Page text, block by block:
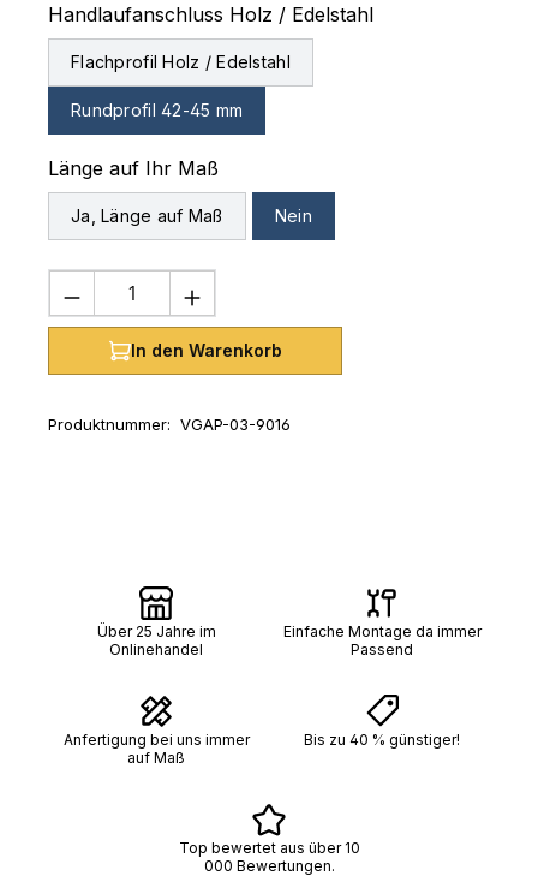
Handlaufanschluss Holz / Edelstahlauswählen
Flachprofil Holz / Edelstahl
Rundprofil 42-45 mm
Länge auf Ihr Maß
Ja, Länge auf Maß Nein
Produkt Anzahl: Gib den
In den Warenkorb
Produktnummer: VGAP-03-9016
Über 25 Jahre im
Onlinehandel
Einfache Montage da immer
Passend
Anfertigung bei uns immer
auf Maß
Bis zu 40 % günstiger!
Top bewertet aus über 10
000 Bewertungen.